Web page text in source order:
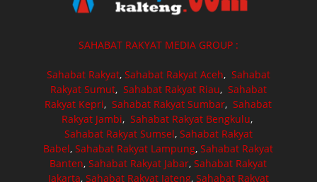
SAHABAT RAKYAT MEDIA GROUP :
Sahabat Rakyat, Sahabat Rakyat Aceh, Sahabat
Rakyat Sumut, Sahabat Rakyat Riau, Sahabat
Rakyat Kepri,Sahabat Rakyat Sumbar,Sahabat
Rakyat Jambi, Sahabat Rakyat Bengkulu,
Sahabat Rakyat Sumsel, Sahabat Rakyat
Babel,Sahabat Rakyat Lampung,Sahabat Rakyat
Banten,Sahabat Rakyat Jabar,Sahabat Rakyat
Jakarta, Sahabat Rakyat Jateng, Sahabat Rakyat